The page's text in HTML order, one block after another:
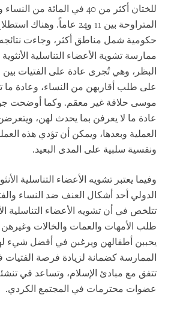
للختان أكثر من 40 في المائة
المتراوحة بين 11 و24 عاماً.
حكومية شمل مناطق أكثر، وجاءت نتائجه
ممارسة تشوية الأعضاء التناسلية
على طلب أقاربهن من النساء، وعادة ما
موسى حلاقة غير معقم. وكما أوضحت
عادة ما لا يعرفن بما يحدث لهن،
العملية وبعدها، ويمكن أن تؤدي هذه
ونفسية سلبية على المدى البعيد.
وفيما يعتبر تشويه الأعضاء التناسلية
الدولي أحد أشكال العنف ضد النساء
تتلخص في أن تشويه الأعضاء التناسلية
طلب الأمهات والعمات والخالات وغيرهن
يحببن أطفالهن ويرغبن في أفضل شيء
الممارسة كضمانة لزيادة فرصة الفتيات
تتفق مع مبادئ الإسلام، وتساعد في
عضوات محترمات في المجتمع الكردي.